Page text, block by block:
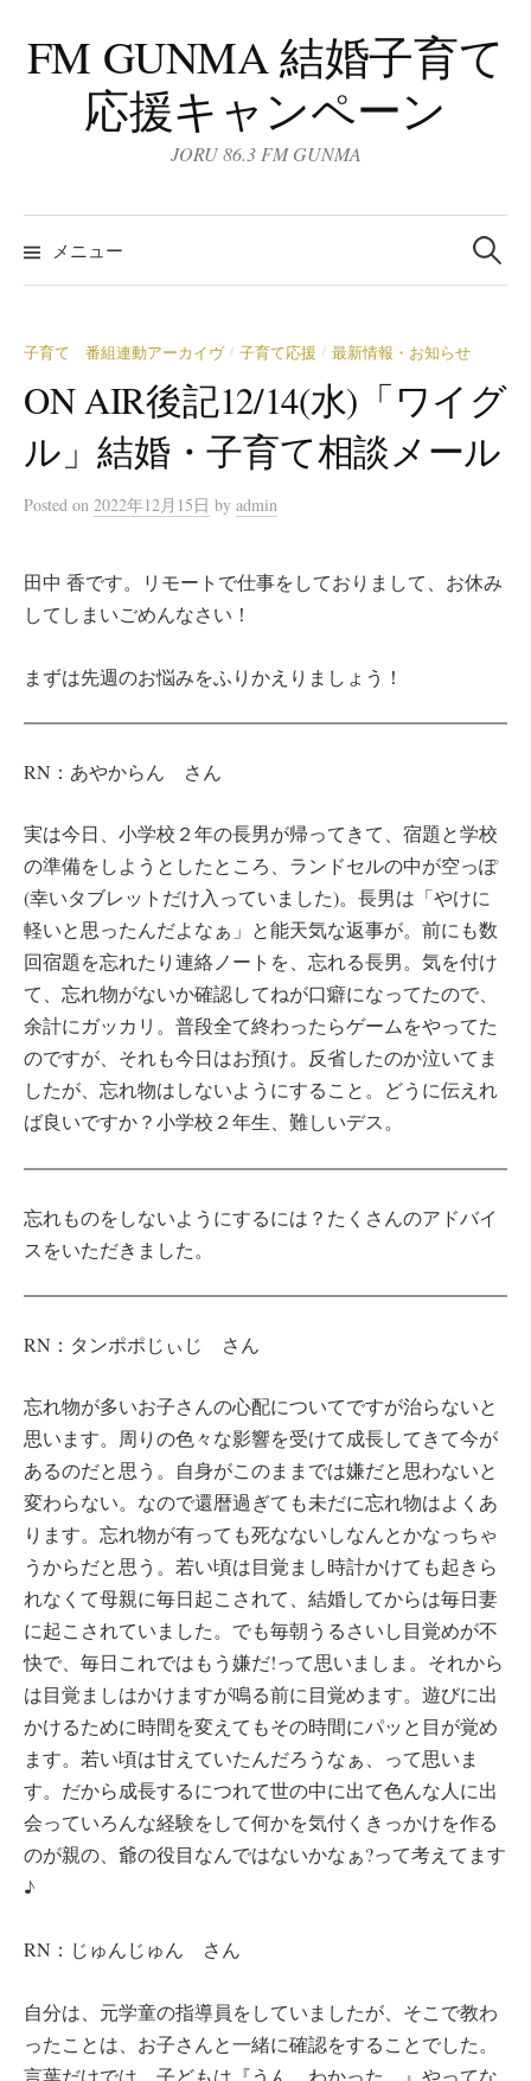
ン
テ
FM GUNMA 結婚子育て
応援キャンペーン
JORU 86.3 FM GUNMA
メニュー
検
索:
子育て 番組連動アーカイヴ / 子育て応援 / 最新情報・お知らせ
ON AIR後記12/14(水)「ワイグ
ル」結婚・子育て相談メール
Posted on 2022年12月15日 by admin
田中 香です。リモートで仕事をしておりまして、お休み
してしまいごめんなさい！
まずは先週のお悩みをふりかえりましょう！
RN：あやからん さん
実は今日、小学校２年の長男が帰ってきて、宿題と学校
の準備をしようとしたところ、ランドセルの中が空っぽ
(幸いタブレットだけ入っていました)。長男は「やけに
軽いと思ったんだよなぁ」と能天気な返事が。前にも数
回宿題を忘れたり連絡ノートを、忘れる長男。気を付け
て、忘れ物がないか確認してねが口癖になってたので、
余計にガッカリ。普段全て終わったらゲームをやってた
のですが、それも今日はお預け。反省したのか泣いてま
したが、忘れ物はしないようにすること。どうに伝えれ
ば良いですか？小学校２年生、難しいデス。
忘れものをしないようにするには？たくさんのアドバイ
スをいただきました。
RN：タンポポじぃじ さん
忘れ物が多いお子さんの心配についてですが治らないと
思います。周りの色々な影響を受けて成長してきて今が
あるのだと思う。自身がこのままでは嫌だと思わないと
変わらない。なので還暦過ぎても未だに忘れ物はよくあ
ります。忘れ物が有っても死なないしなんとかなっちゃ
うからだと思う。若い頃は目覚まし時計かけても起きら
れなくて母親に毎日起こされて、結婚してからは毎日妻
に起こされていました。でも毎朝うるさいし目覚めが不
快で、毎日これではもう嫌だ!って思いましま。それから
は目覚ましはかけますが鳴る前に目覚めます。遊びに出
かけるために時間を変えてもその時間にパッと目が覚め
ます。若い頃は甘えていたんだろうなぁ、って思いま
す。だから成長するにつれて世の中に出て色んな人に出
会っていろんな経験をして何かを気付くきっかけを作る
のが親の、爺の役目なんではないかなぁ?って考えてます
♪
RN：じゅんじゅん さん
自分は、元学童の指導員をしていましたが、そこで教わ
ったことは、お子さんと一緒に確認をすることでした。
言葉だけでは、子どもは『うん、わかった。』やってな